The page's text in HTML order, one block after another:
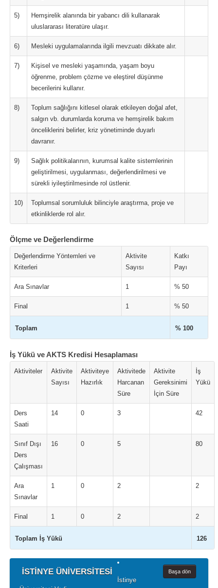
5)
Hemşirelik alanında bir yabancı dili kullanarak
uluslararası literatüre ulaşır.
6) Mesleki uygulamalarında ilgili mevzuatı dikkate alır.
7)
Kişisel ve mesleki yaşamında, yaşam boyu
öğrenme, problem çözme ve eleştirel düşünme
becerilerini kullanır.
8)
Toplum sağlığını kitlesel olarak etkileyen doğal afet,
salgın vb. durumlarda koruma ve hemşirelik bakım
önceliklerini belirler, kriz yönetiminde duyarlı
davranır.
9)
Sağlık politikalarının, kurumsal kalite sistemlerinin
geliştirilmesi, uygulanması, değerlendirilmesi ve
sürekli iyileştirilmesinde rol üstlenir.
10)
Toplumsal sorumluluk bilinciyle araştırma, proje ve
etkinliklerde rol alır.
Ölçme ve Değerlendirme
Değerlendirme Yöntemleri ve
Kriterleri
Aktivite
Sayısı
Katkı
Payı
Ara Sınavlar 1 % 50
Final 1 % 50
Toplam % 100
İş Yükü ve AKTS Kredisi Hesaplaması
Aktiviteler
Aktivite
Sayısı
Aktiviteye
Hazırlık
Aktivitede
Harcanan
Süre
Aktivite
Gereksinimi
İçin Süre
İş
Yükü
Ders
Saati
14 0 3 42
Sınıf Dışı
Ders
Çalışması
16 0 5 80
Ara
Sınavlar
1 0 2 2
Final 1 0 2 2
Toplam İş Yükü 126
İSTİNYE ÜNİVERSİTESİ Başa dön
İstinye